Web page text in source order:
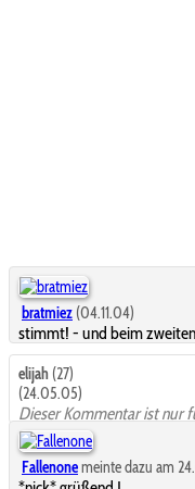
bratmiez (04.11.04)
stimmt! - und beim
elijah (27)
(24.05.05)
Dieser Kommentar ist nur
Fallenonemeinte dazu am